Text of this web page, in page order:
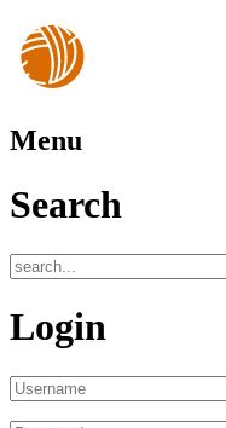
Menu
Search
Login